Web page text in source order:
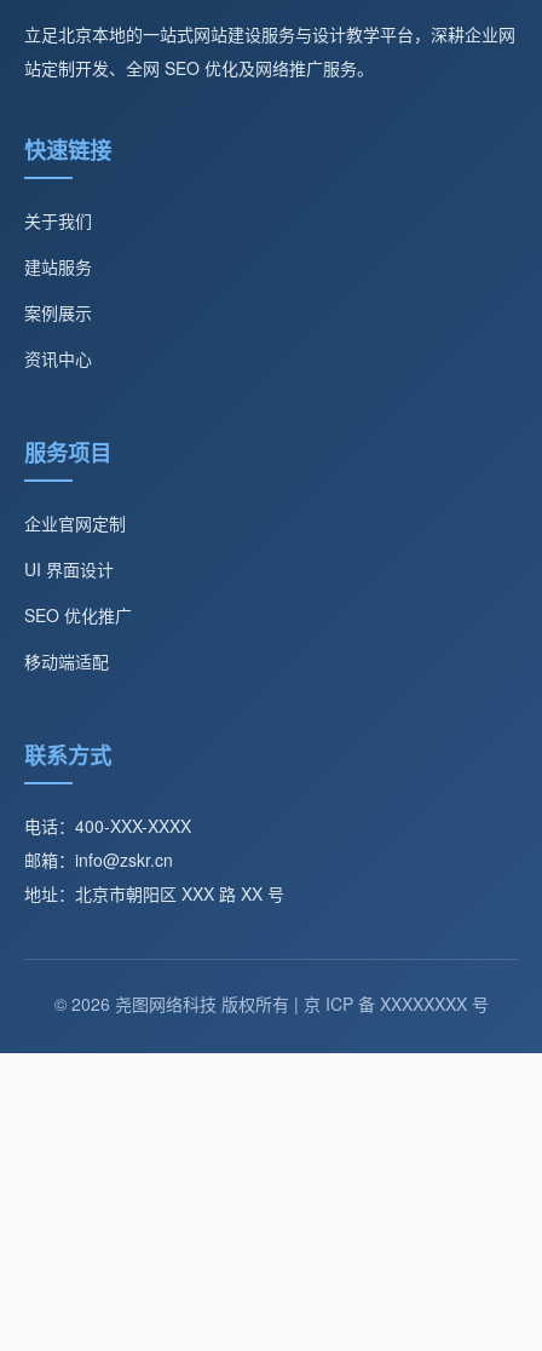
立足北京本地的一站式网站建设服务与设计教学平台，深耕企业网
站定制开发、全网 SEO 优化及网络推广服务。
快速链接
关于我们
建站服务
案例展示
资讯中心
服务项目
企业官网定制
UI 界面设计
SEO 优化推广
移动端适配
联系方式
电话：400-XXX-XXXX
邮箱：info@zskr.cn
地址：北京市朝阳区 XXX 路 XX 号
© 2026 尧图网络科技 版权所有 | 京 ICP 备 XXXXXXXX 号